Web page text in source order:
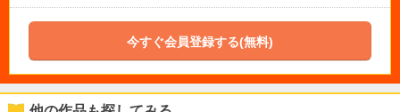
今すぐ会員登録する(無料)